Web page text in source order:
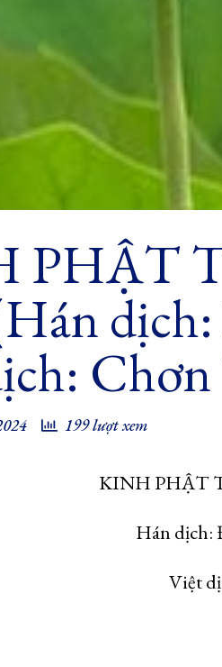
PHẬT
dịch:
199 lượt xem
KINH PHẬT
Hán dịch:
Việt